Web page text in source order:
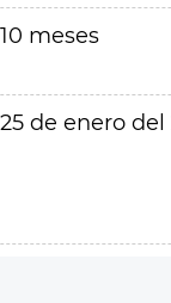
10 meses
25 de enero del